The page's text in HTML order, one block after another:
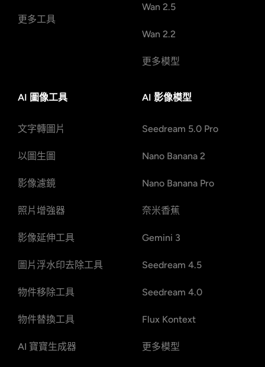
更多工具
Wan 2.5
Wan 2.2
更多模型
AI 圖像工具
文字轉圖片
以圖生圖
影像濾鏡
照片增強器
影像延伸工具
圖片浮水印去除工具
物件移除工具
物件替換工具
AI 寶寶生成器
AI 影像模型
Seedream 5.0 Pro
Nano Banana 2
Nano Banana Pro
奈米香蕉
Gemini 3
Seedream 4.5
Seedream 4.0
Flux Kontext
更多模型